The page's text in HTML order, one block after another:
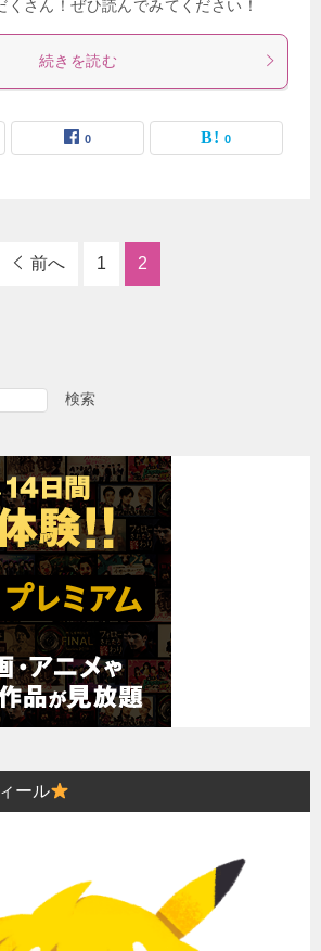
くさん！ぜひ読んでみてください！
続きを読む
0 0
前へ 1 2
検索
ール